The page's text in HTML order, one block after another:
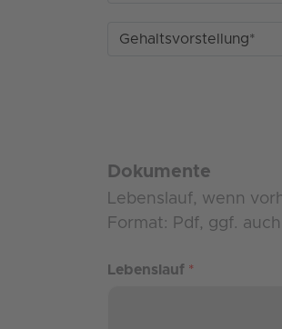
Dokumente
Lebenslauf, wenn
Format: Pdf, ggf.
Lebenslauf *